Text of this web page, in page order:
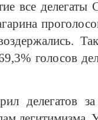
все делегаты
голосов
делегатов